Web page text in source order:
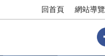
回首頁 網站導覽